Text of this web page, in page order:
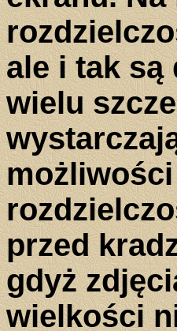
ale i tak są
wielu
przed
gdyż
wielkości